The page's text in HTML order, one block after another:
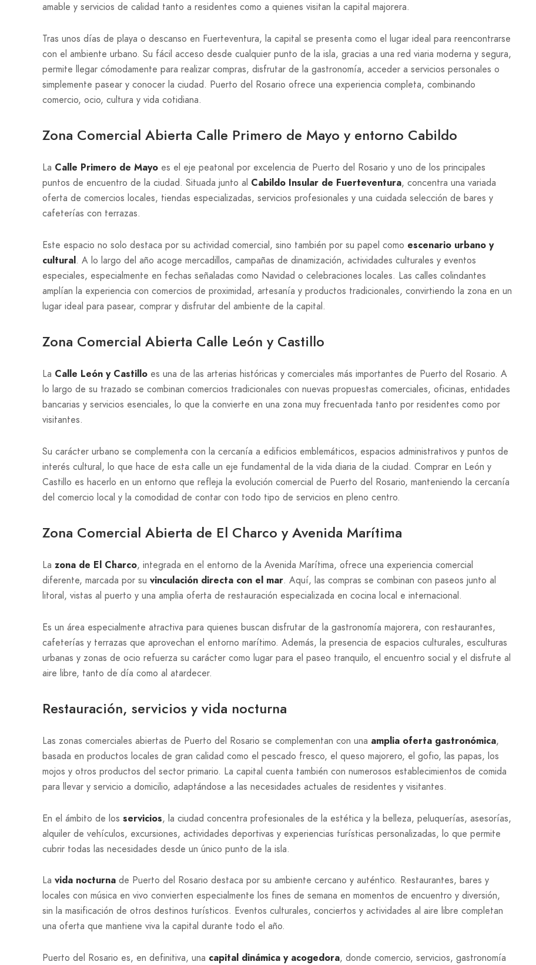
amable y servicios de calidad tanto a residentes como a quienes visitan la capital majorera.
Tras unos días de playa o descanso en Fuerteventura, la capital se presenta como el lugar ideal para reencontrarse
con el ambiente urbano. Su fácil acceso desde cualquier punto de la isla, gracias a una red viaria moderna y segura,
permite llegar cómodamente para realizar compras, disfrutar de la gastronomía, acceder a servicios personales o
simplemente pasear y conocer la ciudad. Puerto del Rosario ofrece una experiencia completa, combinando
comercio, ocio, cultura y vida cotidiana.
Zona Comercial Abierta Calle Primero de Mayo y entorno Cabildo
La Calle Primero de Mayo es el eje peatonal por excelencia de Puerto del Rosario y uno de los principales
puntos de encuentro de la ciudad. Situada junto al Cabildo Insular de Fuerteventura, concentra una variada
oferta de comercios locales, tiendas especializadas, servicios profesionales y una cuidada selección de bares y
cafeterías con terrazas.
Este espacio no solo destaca por su actividad comercial, sino también por su papel como escenario urbano y
cultural. A lo largo del año acoge mercadillos, campañas de dinamización, actividades culturales y eventos
especiales, especialmente en fechas señaladas como Navidad o celebraciones locales. Las calles colindantes
amplían la experiencia con comercios de proximidad, artesanía y productos tradicionales, convirtiendo la zona en un
lugar ideal para pasear, comprar y disfrutar del ambiente de la capital.
Zona Comercial Abierta Calle León y Castillo
La Calle León y Castillo es una de las arterias históricas y comerciales más importantes de Puerto del Rosario. A
lo largo de su trazado se combinan comercios tradicionales con nuevas propuestas comerciales, oficinas, entidades
bancarias y servicios esenciales, lo que la convierte en una zona muy frecuentada tanto por residentes como por
visitantes.
Su carácter urbano se complementa con la cercanía a edificios emblemáticos, espacios administrativos y puntos de
interés cultural, lo que hace de esta calle un eje fundamental de la vida diaria de la ciudad. Comprar en León y
Castillo es hacerlo en un entorno que refleja la evolución comercial de Puerto del Rosario, manteniendo la cercanía
del comercio local y la comodidad de contar con todo tipo de servicios en pleno centro.
Zona Comercial Abierta de El Charco y Avenida Marítima
La zona de El Charco, integrada en el entorno de la Avenida Marítima, ofrece una experiencia comercial
diferente, marcada por su vinculación directa con el mar. Aquí, las compras se combinan con paseos junto al
litoral, vistas al puerto y una amplia oferta de restauración especializada en cocina local e internacional.
Es un área especialmente atractiva para quienes buscan disfrutar de la gastronomía majorera, con restaurantes,
cafeterías y terrazas que aprovechan el entorno marítimo. Además, la presencia de espacios culturales, esculturas
urbanas y zonas de ocio refuerza su carácter como lugar para el paseo tranquilo, el encuentro social y el disfrute al
aire libre, tanto de día como al atardecer.
Restauración, servicios y vida nocturna
Las zonas comerciales abiertas de Puerto del Rosario se complementan con una amplia oferta gastronómica,
basada en productos locales de gran calidad como el pescado fresco, el queso majorero, el gofio, las papas, los
mojos y otros productos del sector primario. La capital cuenta también con numerosos establecimientos de comida
para llevar y servicio a domicilio, adaptándose a las necesidades actuales de residentes y visitantes.
En el ámbito de los servicios, la ciudad concentra profesionales de la estética y la belleza, peluquerías, asesorías,
alquiler de vehículos, excursiones, actividades deportivas y experiencias turísticas personalizadas, lo que permite
cubrir todas las necesidades desde un único punto de la isla.
La vida nocturna de Puerto del Rosario destaca por su ambiente cercano y auténtico. Restaurantes, bares y
locales con música en vivo convierten especialmente los fines de semana en momentos de encuentro y diversión,
sin la masificación de otros destinos turísticos. Eventos culturales, conciertos y actividades al aire libre completan
una oferta que mantiene viva la capital durante todo el año.
Puerto del Rosario es, en definitiva, una capital dinámica y acogedora, donde comercio, servicios, gastronomía